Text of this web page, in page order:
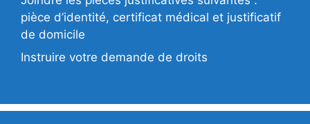
pièce d’identité, certificat médical et justificatif
de domicile
Instruire votre demande de droits